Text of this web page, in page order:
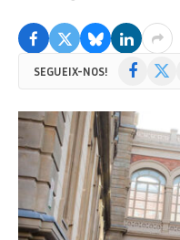
SEGUEIX-NOS! Facebook